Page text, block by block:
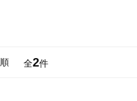
全2件